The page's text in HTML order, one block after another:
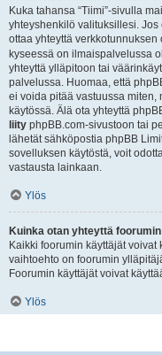
Kuka tahansa “Tiimi”-sivulla
yhteyshenkilö valituksillesi.
ottaa yhteyttä verkkotunnuksen
kyseessä on ilmaispalvelussa
yhteyttä ylläpitoon tai
palvelussa. Huomaa, että
ei voida pitää vastuussa miten,
käytössä. Älä ota yhteyttä
liity phpBB.com-sivustoon tai
lähetät sähköpostia phpBB
sovelluksen käytöstä, voit
vastausta lainkaan.
Ylös
Kuinka otan yhteyttä
Kaikki foorumin käyttäjät voivat
vaihtoehto on foorumin
Foorumin käyttäjät voivat
Ylös